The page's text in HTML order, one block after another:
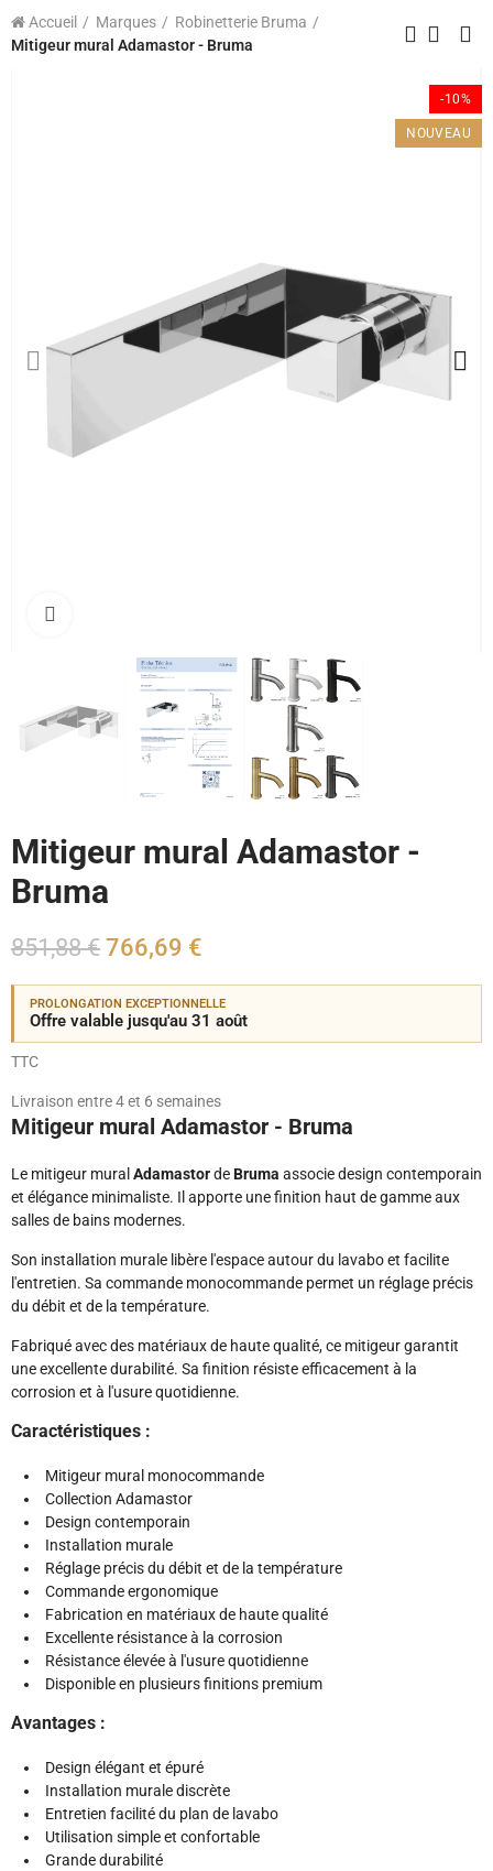
Accueil Marques
Robinetterie Bruma
Mitigeur mural Adamastor - Bruma
-10%
NOUVEAU
Mitigeur mural Adamastor -
Bruma
851,88 € 766,69 €
PROLONGATION EXCEPTIONNELLE
Offre valable jusqu'au 31 août
TTC
Livraison entre 4 et 6 semaines
Mitigeur mural Adamastor - Bruma
Le mitigeur mural AdamastordeBruma associe design contemporain
et élégance minimaliste. Il apporte une finition haut de gamme aux
salles de bains modernes.
Son installation murale libère l'espace autour du lavabo et facilite
l'entretien. Sa commande monocommande permet un réglage précis
du débit et de la température.
Fabriqué avec des matériaux de haute qualité, ce mitigeur garantit
une excellente durabilité. Sa finition résiste efficacement à la
corrosion et à l'usure quotidienne.
Caractéristiques :
Mitigeur mural monocommande
Collection Adamastor
Design contemporain
Installation murale
Réglage précis du débit et de la température
Commande ergonomique
Fabrication en matériaux de haute qualité
Excellente résistance à la corrosion
Résistance élevée à l'usure quotidienne
Disponible en plusieurs finitions premium
Avantages :
Design élégant et épuré
Installation murale discrète
Entretien facilité du plan de lavabo
Utilisation simple et confortable
Grande durabilité